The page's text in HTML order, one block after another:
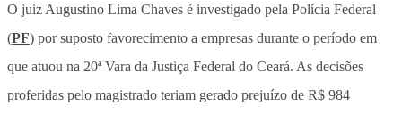
O juiz Augustino Lima Chaves é investigado pela Polícia Federal
(PF) por suposto favorecimento a empresas durante o período em
que atuou na 20ª Vara da Justiça Federal do Ceará. As decisões
proferidas pelo magistrado teriam gerado prejuízo de R$ 984